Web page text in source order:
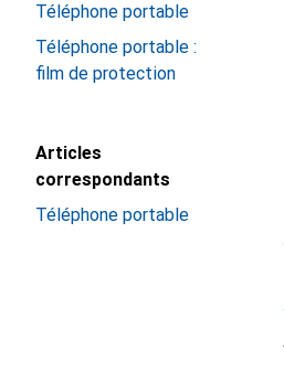
Téléphone portable
Téléphone portable :
film de protection
Articles
correspondants
Téléphone portable